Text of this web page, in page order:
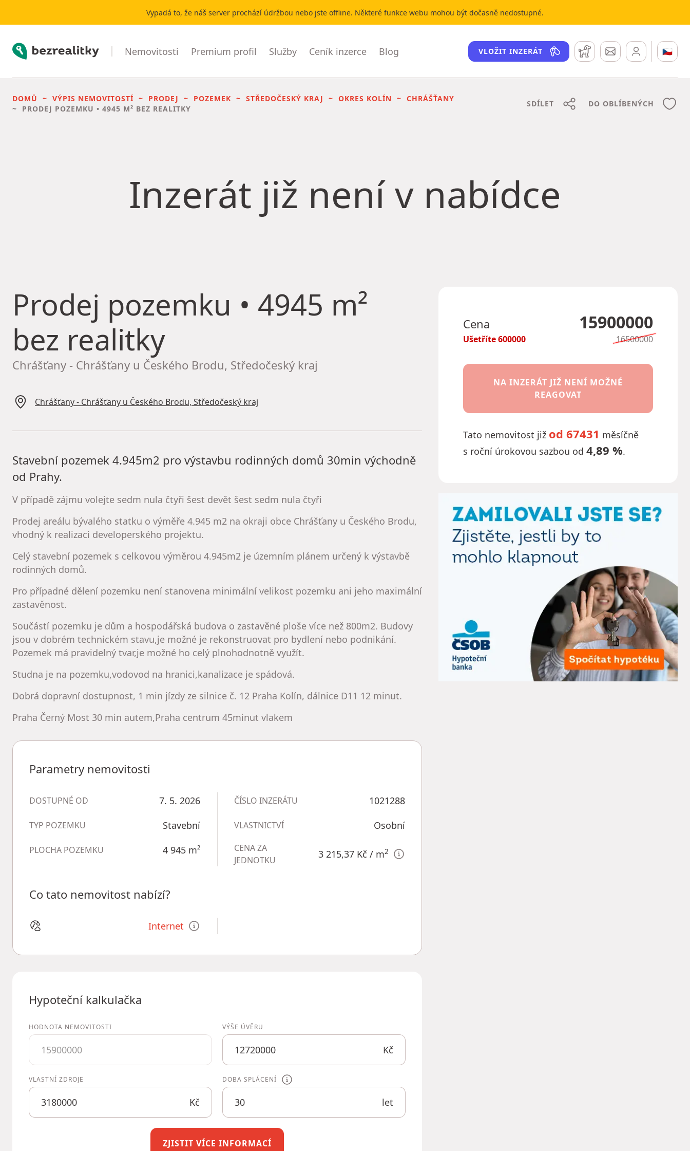
Vypadá to, že náš server prochází údržbou nebo jste offline. Některé funkce webu mohou být dočasně nedostupné.
Bezrealitky Nemovitosti Premium profil Služby Ceník inzerce Blog VLOŽIT INZERÁT Hlídací pesZprávy 🇨🇿
DOMŮ VÝPIS NEMOVITOSTÍ PRODEJ POZEMEK STŘEDOČESKÝ KRAJ OKRES KOLÍN
CHRÁŠŤANY
PRODEJ POZEMKU • 4945 M² BEZ REALITKY
SDÍLET DO OBLÍBENÝCH
Inzerát již není v nabídce
Prodej pozemku • 4945 m²
bez realitky
Chrášťany - Chrášťany u Českého Brodu, Středočeský kraj
Chrášťany - Chrášťany u Českého Brodu, Středočeský kraj
Stavební pozemek 4.945m2 pro výstavbu rodinných domů 30min východně
od Prahy.
V případě zájmu volejte sedm nula čtyři šest devět šest sedm nula čtyři
Prodej areálu bývalého statku o výměře 4.945 m2 na okraji obce Chrášťany u Českého Brodu,
vhodný k realizaci developerského projektu.
Celý stavební pozemek s celkovou výměrou 4.945m2 je územním plánem určený k výstavbě
rodinných domů.
Pro případné dělení pozemku není stanovena minimální velikost pozemku ani jeho maximální
zastavěnost.
Součástí pozemku je dům a hospodářská budova o zastavěné ploše více než 800m2. Budovy
jsou v dobrém technickém stavu,je možné je rekonstruovat pro bydlení nebo podnikání.
Pozemek má pravidelný tvar,je možné ho celý plnohodnotně využít.
Studna je na pozemku,vodovod na hranici,kanalizace je spádová.
Dobrá dopravní dostupnost, 1 min jízdy ze silnice č. 12 Praha Kolín, dálnice D11 12 minut.
Praha Černý Most 30 min autem,Praha centrum 45minut vlakem
Parametry nemovitosti
DOSTUPNÉ OD 7. 5. 2026
TYP POZEMKU Stavební
PLOCHA POZEMKU 4 945 m²
ČÍSLO INZERÁTU 1021288
VLASTNICTVÍ Osobní
CENA ZA
JEDNOTKU
3 215,37 Kč / m2
Co tato nemovitost nabízí?
Internet
Hypoteční kalkulačka
HODNOTA NEMOVITOSTI VÝŠE ÚVĚRU
Kč
VLASTNÍ ZDROJE
Kč
DOBA SPLÁCENÍ
let
ZJISTIT VÍCE INFORMACÍ
Cena 15900000
Ušetříte600000 16500000
NA INZERÁT JIŽ NENÍ MOŽNÉ
REAGOVAT
Tato nemovitost již od 67431 měsíčně
s roční úrokovou sazbou od 4,89 %.